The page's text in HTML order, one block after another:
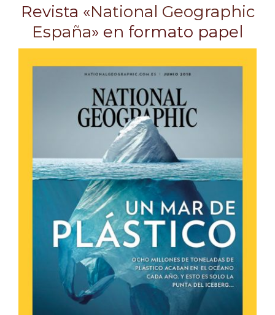
Revista «National Geographic
España» en formato papel